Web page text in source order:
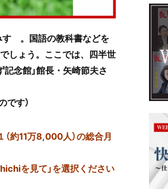
ゞ。国語の教科書などを
しょう。ここでは、四半世
念館」館長・矢崎節夫さ
です）
約11万8,000人）の総合月
を見て」を選択ください